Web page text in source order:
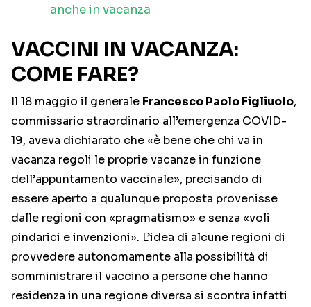
anche in vacanza
VACCINI IN VACANZA:
COME FARE?
Il 18 maggio il generale Francesco Paolo Figliuolo,
commissario straordinario all’emergenza COVID-
19, aveva dichiarato che «è bene che chi va in
vacanza regoli le proprie vacanze in funzione
dell’appuntamento vaccinale», precisando di
essere aperto a qualunque proposta provenisse
dalle regioni con «pragmatismo» e senza «voli
pindarici e invenzioni». L’idea di alcune regioni di
provvedere autonomamente alla possibilità di
somministrare il vaccino a persone che hanno
residenza in una regione diversa si scontra infatti